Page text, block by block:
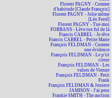
Florent PAGNY - Comme
d'habitude [Claude François]
Florent PAGNY - Jolie môme
[Léo Ferré]
Florent PAGNY - Tue-moi
FORBANS - Lève ton ful de là
Francis CABREL - Je rêve
Francis CABREL - Petite Marie
François FELDMAN - Comme
une évidence
François FELDMAN - Le p'tit
cireur
François FELDMAN - Les
valses de Vienne
François FELDMAN - Petit
Frank
François FELDMAN & Joniece
JAMISON - J'ai peur
Frankie SMITH - The auction